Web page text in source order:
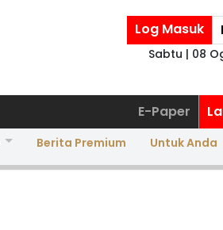
Log Masuk
Sabtu | 08
E-Paper
Berita Premium Untuk Anda